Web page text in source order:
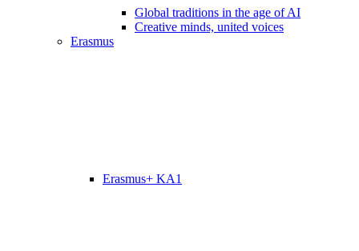
Global traditions in the age of AI
Creative minds, united voices
Erasmus
Erasmus+ KA1